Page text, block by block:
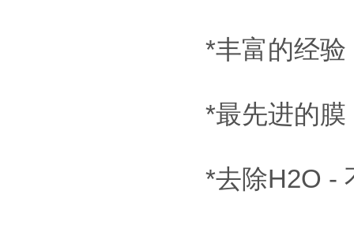
*丰富的经
*最先进的
*去除H2O -